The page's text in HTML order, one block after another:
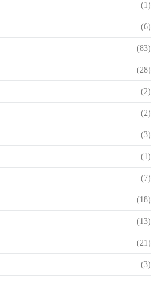
(1)
(6)
(83)
(28)
(2)
(2)
(3)
(1)
(7)
(18)
(13)
(21)
(3)